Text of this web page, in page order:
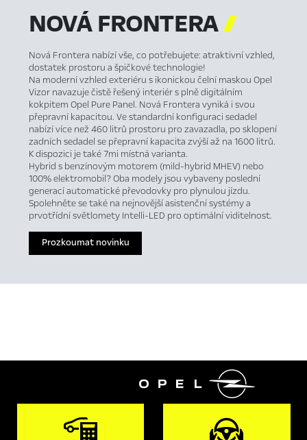
NOVÁFRONTERA
Nová Frontera nabízí vše, co potřebujete: atraktivní vzhled,
dostatek prostoru a špičkové technologie!
Na moderní vzhled exteriéru s ikonickou čelní maskou Opel
Vizor navazuje čistě řešený interiér s plně digitálním
kokpitem Opel Pure Panel. Nová Frontera vyniká i svou
přepravní kapacitou. Ve standardní konfiguraci sedadel
nabízí více než 460 litrů prostoru pro zavazadla, po sklopení
zadních sedadel se přepravní kapacita zvýší až na 1600 litrů.
K dispozici je také 7mi místná varianta.
Hybrid s benzínovým motorem (mild-hybrid MHEV) nebo
100% elektromobil? Oba modely jsou vybaveny poslední
generací automatické převodovky pro plynulou jízdu.
Spolehněte se také na nejnovější asistenční systémy a
prvotřídní světlomety Intelli-LED pro optimální viditelnost.
Prozkoumat novinku
